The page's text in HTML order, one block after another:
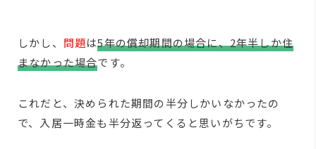
しかし、 問題は5年の償却期間の場合に、2年半しか住
まなかった場合です。
これだと、決められた期間の半分しかいなかったの
で、入居一時金も半分返ってくると思いがちです。